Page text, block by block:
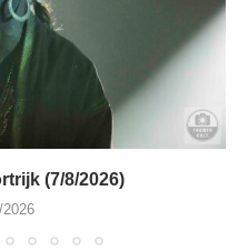
(7/8/2026)